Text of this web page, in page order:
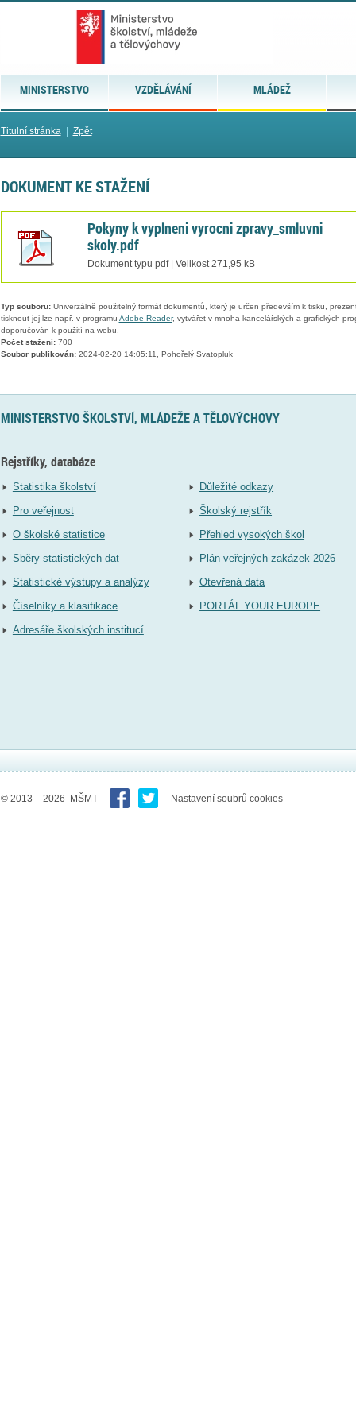
MINISTERSTVO VZDĚLÁVÁNÍ MLÁDEŽ
Titulní stránka| Zpět
DOKUMENT KE STAŽENÍ
Pokyny k vyplneni vyrocni zpravy_smluvni
skoly.pdf
Dokument typu pdf | Velikost 271,95 kB
Typ souboru:Univerzálně použitelný formát dokumentů, který je určen především k tisku,
tisknout jej lze např. v programu Adobe Reader, vytvářet v mnoha kancelářských a grafických
doporučován k použití na webu.
Počet stažení:700
Soubor publikován:2024-02-20 14:05:11, Pohořelý Svatopluk
MINISTERSTVO ŠKOLSTVÍ, MLÁDEŽE A TĚLOVÝCHOVY
Rejstříky, databáze
Statistika školství
Pro veřejnost
O školské statistice
Sběry statistických dat
Statistické výstupy a analýzy
Číselníky a klasifikace
Adresáře školských institucí
Důležité odkazy
Školský rejstřík
Přehled vysokých škol
Plán veřejných zakázek 2026
Otevřená data
PORTÁL YOUR EUROPE
© 2013 – 2026 MŠMT Nastavení soubrů cookies